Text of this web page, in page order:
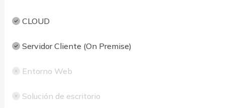
CLOUD
Servidor Cliente (On Premise)
Entorno Web
Solución de escritorio